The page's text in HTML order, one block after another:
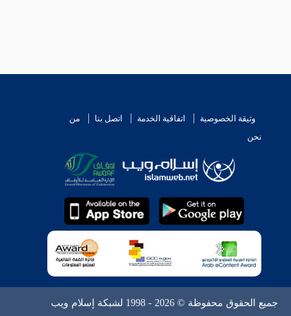
وثيقة الخصوصية اتفاقية الخدمة اتصل بنا
من
نحن
جميع الحقوق محفوظة © 2026 - 1998 لشبكة إسلام ويب